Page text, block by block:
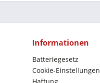
Informationen
Batteriegesetz
Cookie-Einstellungen